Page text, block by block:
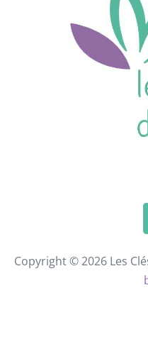
Copyright © 2026 Les